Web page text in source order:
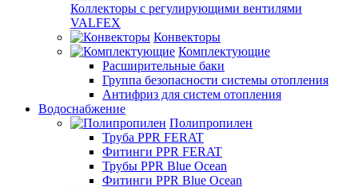
Коллекторы с регулирующими вентилями
VALFEX
Конвекторы
Комплектующие
Расширительные баки
Группа безопасности системы отопления
Антифриз для систем отопления
Водоснабжение
Полипропилен
Труба PPR FERAT
Фитинги PPR FERAT
Трубы PPR Blue Ocean
Фитинги PPR Blue Ocean